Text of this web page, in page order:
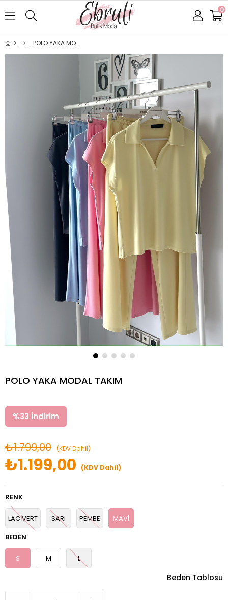
0
POLO YAKA MODAL TAKIM
POLO YAKA MODAL TAKIM
%33 İndirim
₺1.799,00 (KDV Dahil)
₺1.199,00 (KDV Dahil)
RENK
LACİVERT SARI PEMBE
MAVİ
BEDEN
S M L
Beden Tablosu